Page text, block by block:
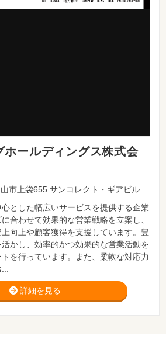
ホールディングス株式会
市上袋655 サンコレクト・ギアビル
とした幅広いサービスを提供する企業
合わせて効果的な営業戦略を立案し、
向上や顧客獲得を支援しています。豊
かし、効率的かつ効果的な営業活動を
を行っています。また、柔軟な対応力
詳細を見る